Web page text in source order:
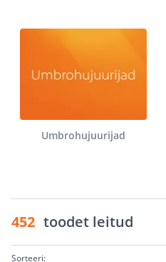
Umbrohujuurijad
452 toodet leitud
Sorteeri: